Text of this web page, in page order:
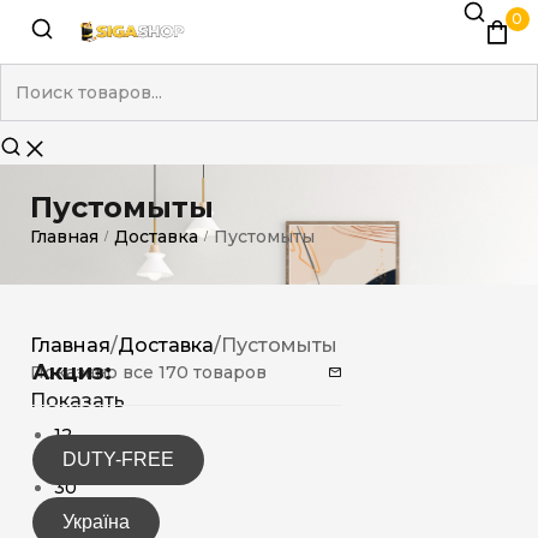
0
Пустомыты
Главная / Доставка / Пустомыты
Акциз:
DUTY-FREE
Україна
Главная/Доставка/Пустомыты
Показано все 170 товаров
Показать
12
15
30